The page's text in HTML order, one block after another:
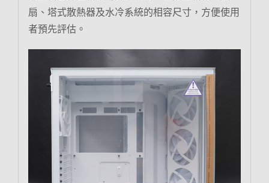
扇、塔式散熱器及水冷系統的相容尺寸，方便使用
者預先評估。